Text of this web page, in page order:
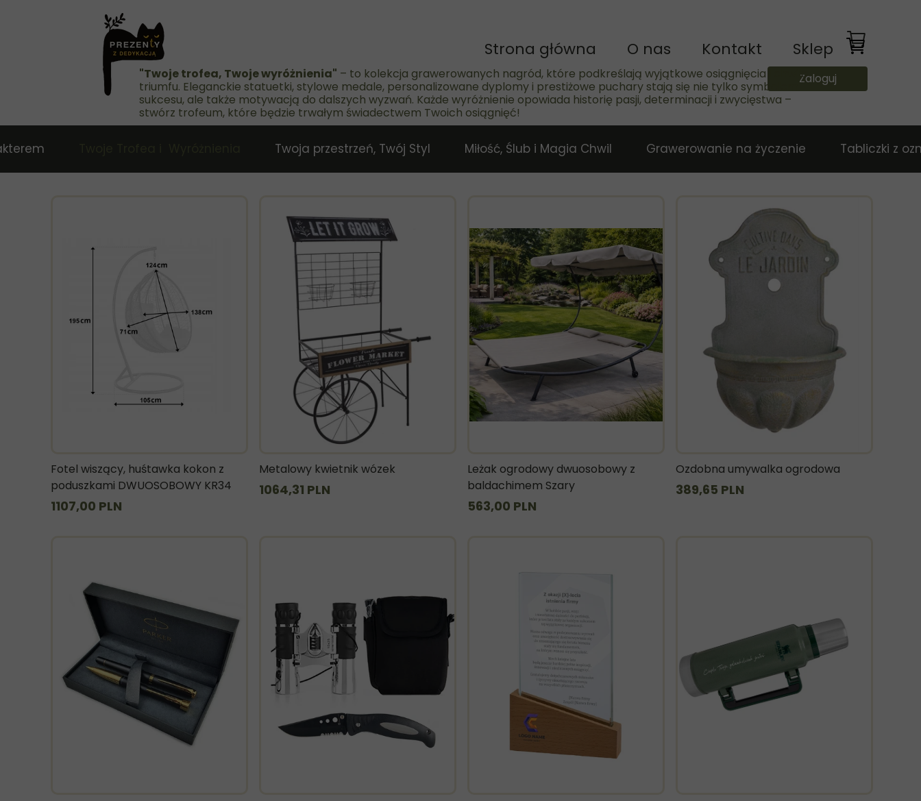
Twoja przestrzeń, Twój Styl Miłość, Ślub i Magia Chwil Grawerowanie na życzenie Tabliczki z
Fotel wiszący, huśtawka kokon z
poduszkami DWUOSOBOWY KR34
1107,00 PLN
Metalowy kwietnik wózek
1064,31 PLN
Leżak ogrodowy dwuosobowy z
baldachimem Szary
563,00 PLN
Ozdobna umywalka ogrodowa
389,65 PLN
"Twoje trofea, Twoje wyróżnienia" – to kolekcja grawerowanych nagród, które podkreślają wyjątkowe osiągnięcia i chwile
triumfu. Eleganckie statuetki, stylowe medale, personalizowane dyplomy i prestiżowe puchary stają się nie tylko symbolem
sukcesu, ale także motywacją do dalszych wyzwań. Każde wyróżnienie opowiada historię pasji, determinacji i zwycięstwa –
stwórz trofeum, które będzie trwałym świadectwem Twoich osiągnięć!
Zaloguj
Strona główna O nas Kontakt Sklep